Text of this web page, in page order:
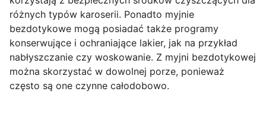
różnych typów karoserii. Ponadto myjnie
bezdotykowe mogą posiadać także programy
konserwujące i ochraniające lakier, jak na przykład
nabłyszczanie czy woskowanie. Z myjni bezdotykowej
można skorzystać w dowolnej porze, ponieważ
często są one czynne całodobowo.